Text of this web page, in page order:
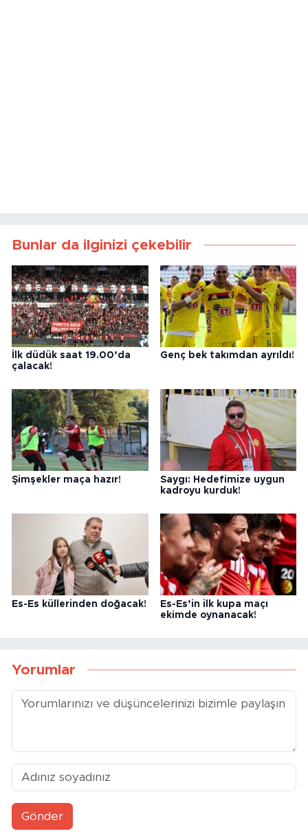
Bunlar da ilginizi çekebilir
İlk düdük saat 19.00’da
çalacak!
Genç bek takımdan ayrıldı!
Şimşekler maça hazır!
Saygı: Hedefimize uygun
kadroyu kurduk!
Es-Es küllerinden doğacak!
Es-Es’in ilk kupa maçı
ekimde oynanacak!
Yorumlar
Gönder